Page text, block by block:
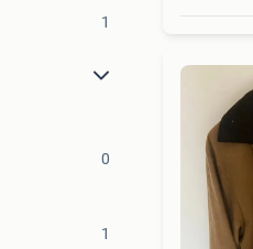
1
0
1